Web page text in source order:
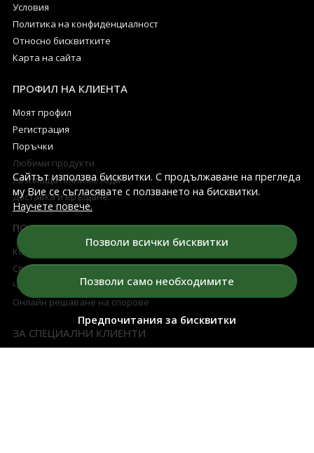
Сайтът използва бисквитки. С продължаване на прегледа
му Вие се съгласявате с ползването на бисквитки.
Научете повече.
Позволи всички бисквитки
Позволи само необходимите
Предпочитания за бисквитки
Условия
Политика на конфиденциалност
Относно бисквитките
Карта на сайта
ПРОФИЛ НА КЛИЕНТА
Моят профил
Регистрация
Поръчки
Любими продукти
Разплащателни методи
Доставка и връщане
ПОДДРЪЖКА
Контакти
Свържете се с нас
Често Задавани Въпроси
Онлайн решаване на спорове
ЗА СПЕЦИАЛНИ КЛИЕНТИ